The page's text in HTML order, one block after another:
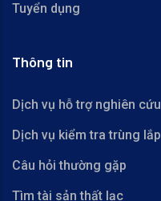
Tuyển dụng
Thông tin
Dịch vụ hỗ trợ nghiên cứu
Dịch vụ kiểm tra trùng lắp
Câu hỏi thường gặp
Tìm tài sản thất lạc